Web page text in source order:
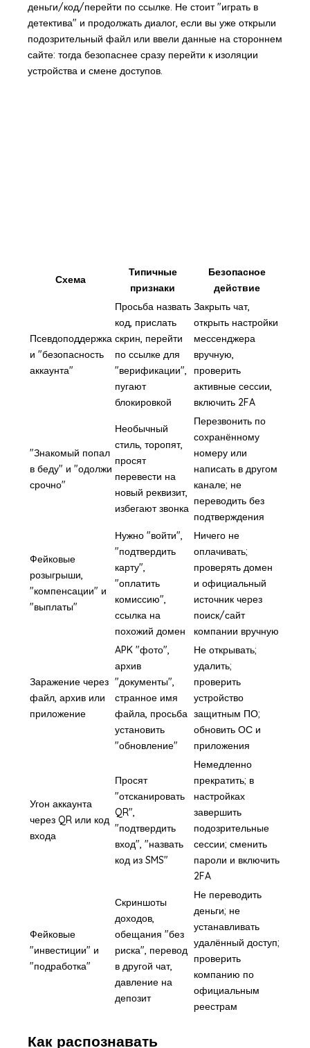
деньги/код/перейти по ссылке. Не стоит "играть в
детектива" и продолжать диалог, если вы уже открыли
подозрительный файл или ввели данные на стороннем
сайте: тогда безопаснее сразу перейти к изоляции
устройства и смене доступов.
Схема
Типичные
признаки
Безопасное
действие
Псевдоподдержка
и "безопасность
аккаунта"
Просьба назвать
код, прислать
скрин, перейти
по ссылке для
"верификации",
пугают
блокировкой
Закрыть чат,
открыть настройки
мессенджера
вручную,
проверить
активные сессии,
включить 2FA
"Знакомый попал
в беду" и "одолжи
срочно"
Необычный
стиль, торопят,
просят
перевести на
новый реквизит,
избегают звонка
Перезвонить по
сохранённому
номеру или
написать в другом
канале; не
переводить без
подтверждения
Фейковые
розыгрыши,
"компенсации" и
"выплаты"
Нужно "войти",
"подтвердить
карту",
"оплатить
комиссию",
ссылка на
похожий домен
Ничего не
оплачивать;
проверять домен
и официальный
источник через
поиск/сайт
компании вручную
Заражение через
файл, архив или
приложение
APK "фото",
архив
"документы",
странное имя
файла, просьба
установить
"обновление"
Не открывать;
удалить;
проверить
устройство
защитным ПО;
обновить ОС и
приложения
Угон аккаунта
через QR или код
входа
Просят
"отсканировать
QR",
"подтвердить
вход", "назвать
код из SMS"
Немедленно
прекратить; в
настройках
завершить
подозрительные
сессии; сменить
пароли и включить
2FA
Фейковые
"инвестиции" и
"подработка"
Скриншоты
доходов,
обещания "без
риска", перевод
в другой чат,
давление на
депозит
Не переводить
деньги; не
устанавливать
удалённый доступ;
проверить
компанию по
официальным
реестрам
Как распознавать